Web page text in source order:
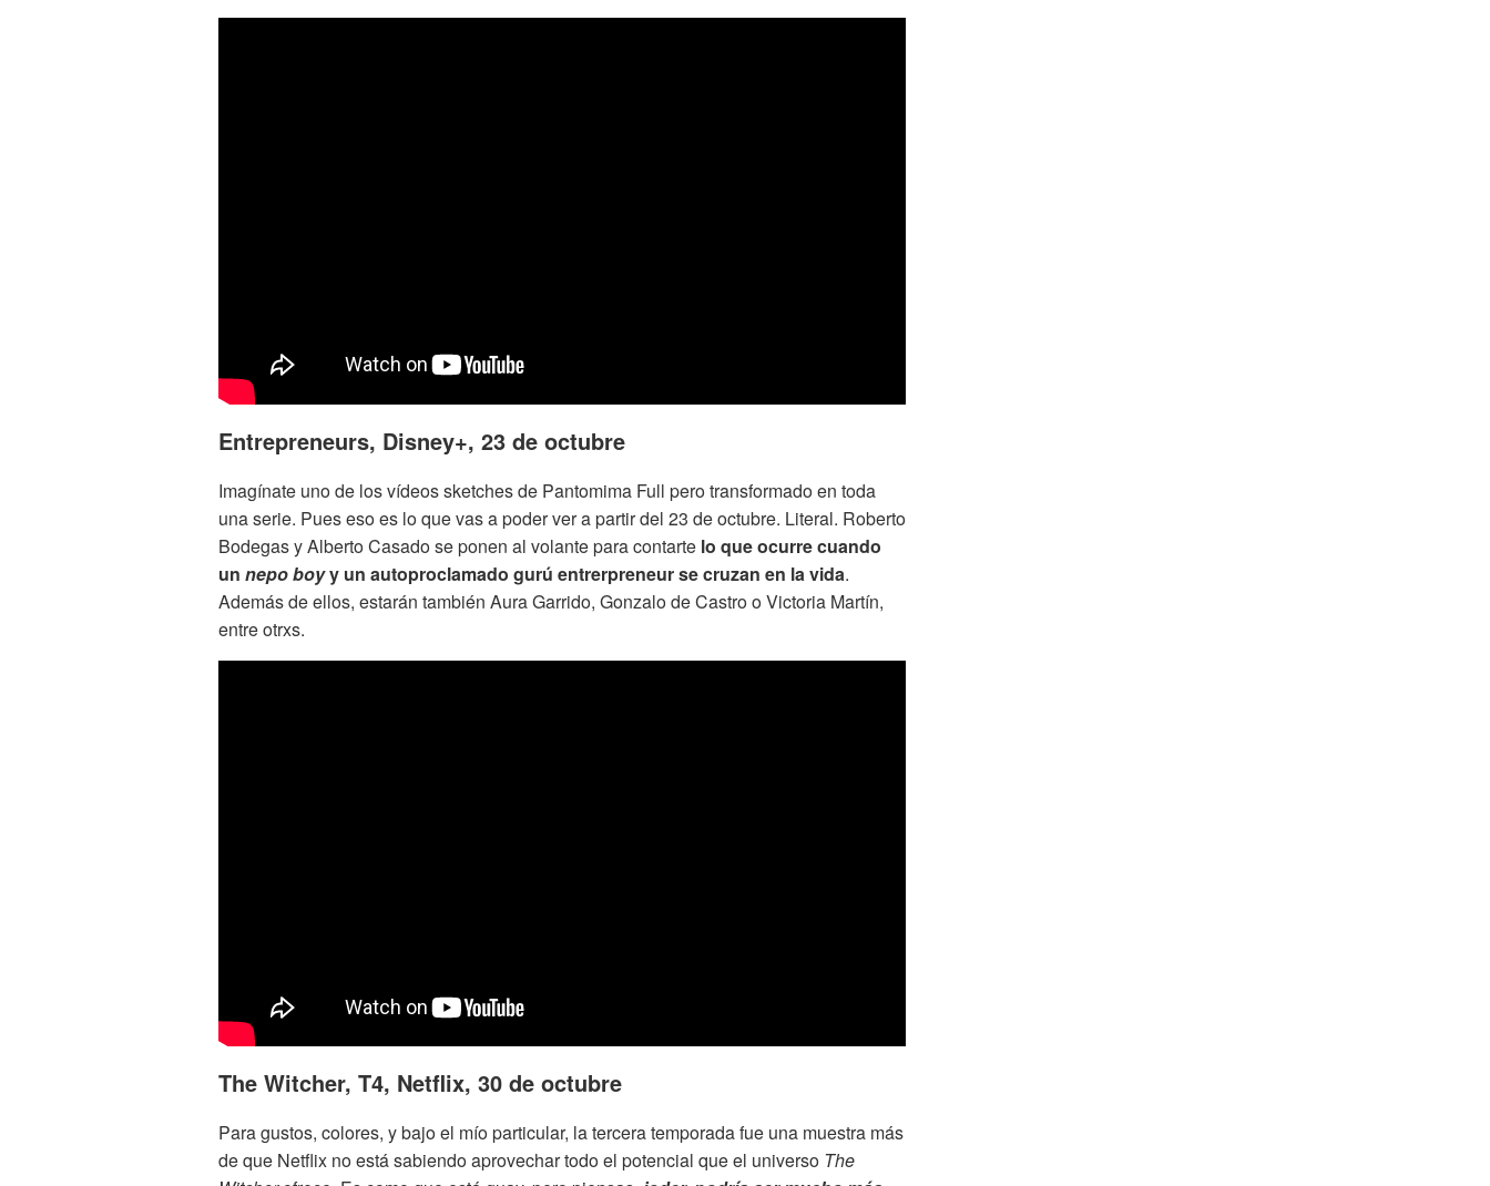
Entrepreneurs, Disney+, 23 de octubre
Imagínate uno de los vídeos sketches de Pantomima Full pero transformado en toda
una serie. Pues eso es lo que vas a poder ver a partir del 23 de octubre. Literal. Roberto
Bodegas y Alberto Casado se ponen al volante para contarte lo que ocurre cuando
un nepo boyy un autoproclamado gurú entrerpreneur se cruzan en la vida.
Además de ellos, estarán también Aura Garrido, Gonzalo de Castro o Victoria Martín,
entre otrxs.
The Witcher, T4, Netflix, 30 de octubre
Para gustos, colores, y bajo el mío particular, la tercera temporada fue una muestra más
de que Netflix no está sabiendo aprovechar todo el potencial que el universo The